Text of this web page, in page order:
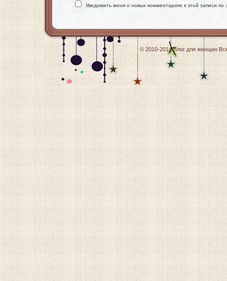
Уведомить меня о новых комментариях к этой записи по
© 2010-2014Блог для женщин